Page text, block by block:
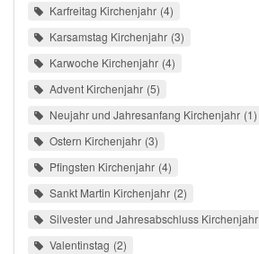
Karfreitag Kirchenjahr 4
Karsamstag Kirchenjahr 3
Karwoche Kirchenjahr 4
Advent Kirchenjahr 5
Neujahr und Jahresanfang Kirchenjahr 1
Ostern Kirchenjahr 3
Pfingsten Kirchenjahr 4
Sankt Martin Kirchenjahr 2
Silvester und Jahresabschluss Kirchenjahr
Valentinstag 2